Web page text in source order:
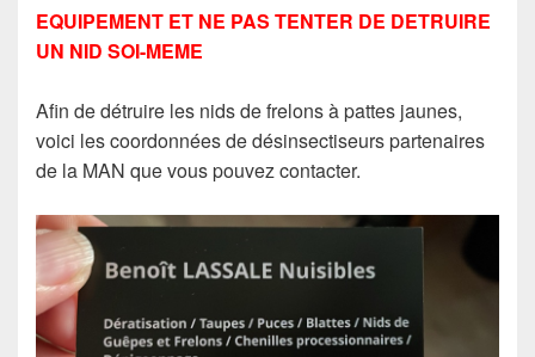
EQUIPEMENT ET NE PAS TENTER DE DETRUIRE
UN NID SOI-MEME
Afin de détruire les nids de frelons à pattes jaunes,
voici les coordonnées de désinsectiseurs partenaires
de la MAN que vous pouvez contacter.